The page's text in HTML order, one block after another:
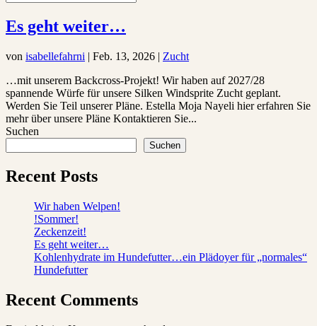
Es geht weiter…
von isabellefahrni | Feb. 13, 2026 | Zucht
…mit unserem Backcross-Projekt! Wir haben auf 2027/28
spannende Würfe für unsere Silken Windsprite Zucht geplant.
Werden Sie Teil unserer Pläne. Estella Moja Nayeli hier erfahren Sie
mehr über unsere Pläne Kontaktieren Sie...
Suchen
Suchen
Recent Posts
Wir haben Welpen!
!Sommer!
Zeckenzeit!
Es geht weiter…
Kohlenhydrate im Hundefutter…ein Plädoyer für „normales“
Hundefutter
Recent Comments